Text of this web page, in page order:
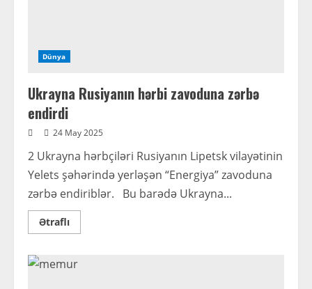
Dünya
Ukrayna Rusiyanın hərbi zavoduna zərbə
endirdi
24 May 2025
2 Ukrayna hərbçiləri Rusiyanın Lipetsk vilayətinin
Yelets şəhərində yerləşən “Energiya” zavoduna
zərbə endiriblər. Bu barədə Ukrayna...
ƏtraflıRead
more
Rusiyanın
hərbi